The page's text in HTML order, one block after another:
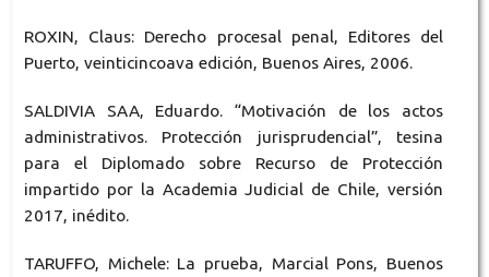
ROXIN, Claus: Derecho procesal penal, Editores del
Puerto, veinticincoava edición, Buenos Aires, 2006.
SALDIVIA SAA, Eduardo. “Motivación de los actos
administrativos. Protección jurisprudencial”, tesina
para el Diplomado sobre Recurso de Protección
impartido por la Academia Judicial de Chile, versión
2017, inédito.
TARUFFO, Michele: La prueba, Marcial Pons, Buenos